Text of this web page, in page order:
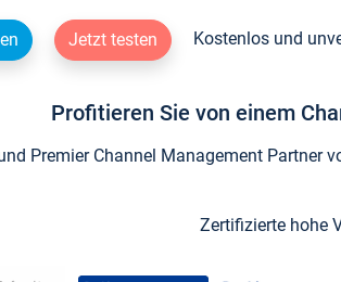
Jetzt testen Kostenlos und
Profitieren Sie von einem
Premier Channel Management Partner
Zertifizierte hohe